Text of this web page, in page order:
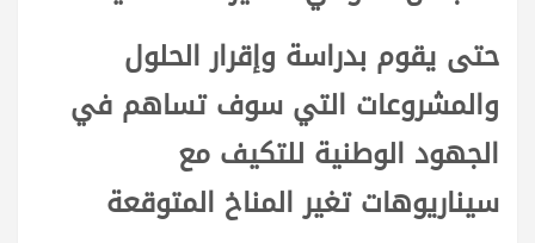
حتى يقوم بدراسة وإقرار الحلول
والمشروعات التي سوف تساهم في
الجهود الوطنية للتكيف مع
سيناريوهات تغير المناخ المتوقعة